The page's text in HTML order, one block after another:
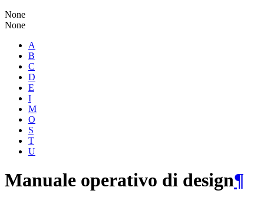
None
None
A
B
C
D
E
I
M
O
S
T
U
Manuale operativo di design¶